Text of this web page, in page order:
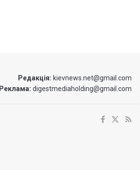
Редакція: kievnews.net@gmail.com
Реклама: digestmediaholding@gmail.com